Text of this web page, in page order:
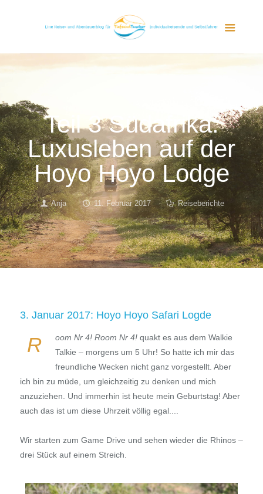
Teil 3 Südafrika:
Luxusleben auf der
Hoyo Hoyo Lodge
Anja 11. Februar 2017 Reiseberichte
3. Januar 2017: Hoyo Hoyo Safari Logde
R oom Nr 4! Room Nr 4! quakt es aus dem Walkie
Talkie – morgens um 5 Uhr! So hatte ich mir das
freundliche Wecken nicht ganz vorgestellt. Aber
ich bin zu müde, um gleichzeitig zu denken und mich
anzuziehen. Und immerhin ist heute mein Geburtstag! Aber
auch das ist um diese Uhrzeit völlig egal....
Wir starten zum Game Drive und sehen wieder die Rhinos –
drei Stück auf einem Streich.